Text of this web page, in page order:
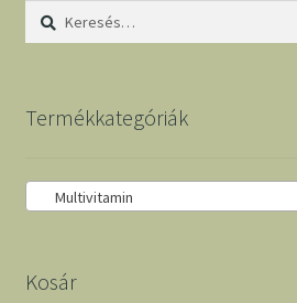
Keresés:
Termékkategóriák
Multivitamin
Kosár